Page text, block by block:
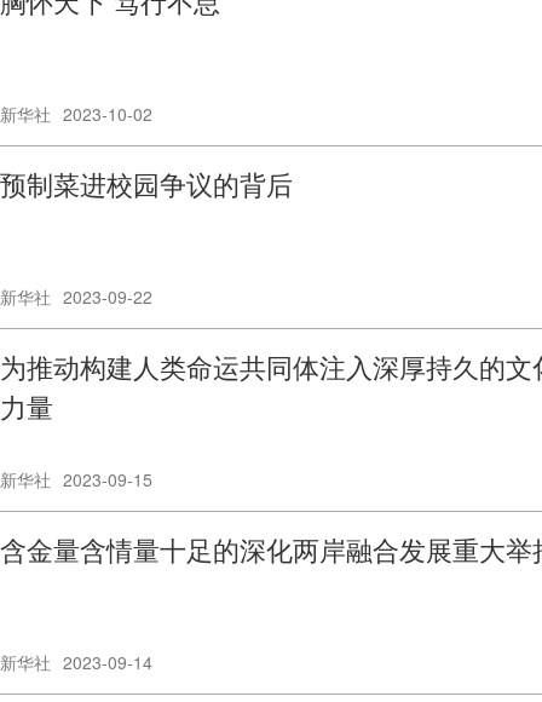
新华社 2023-10-02
预制菜进校园争议的背后
新华社 2023-09-22
为推动构建人类命运共同体注入深厚持久的文
力量
新华社 2023-09-15
含金量含情量十足的深化两岸融合发展重大举
新华社 2023-09-14